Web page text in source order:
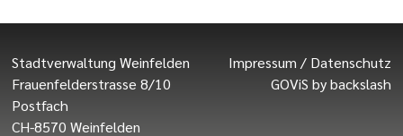
Impressum / Datenschutz
GOViS bybackslash
Stadtverwaltung Weinfelden
Frauenfelderstrasse 8/10
Postfach
CH-8570 Weinfelden